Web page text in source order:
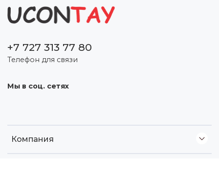
Компания
+7 727 313 77 80
Телефон для связи
Мы в соц. сетях